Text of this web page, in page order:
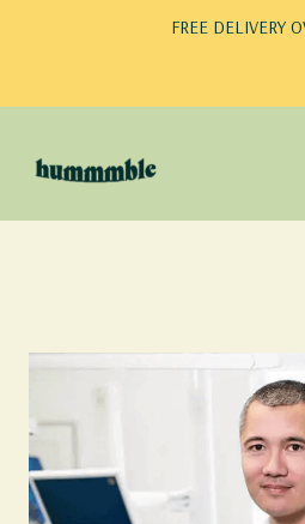
FREE DELIVERY